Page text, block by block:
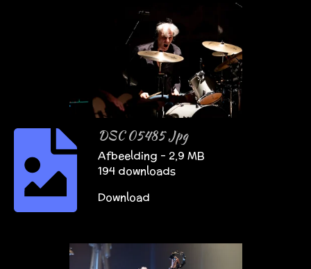
DSC 05485 Jpg
Afbeelding – 2,9 MB
194 downloads
Download